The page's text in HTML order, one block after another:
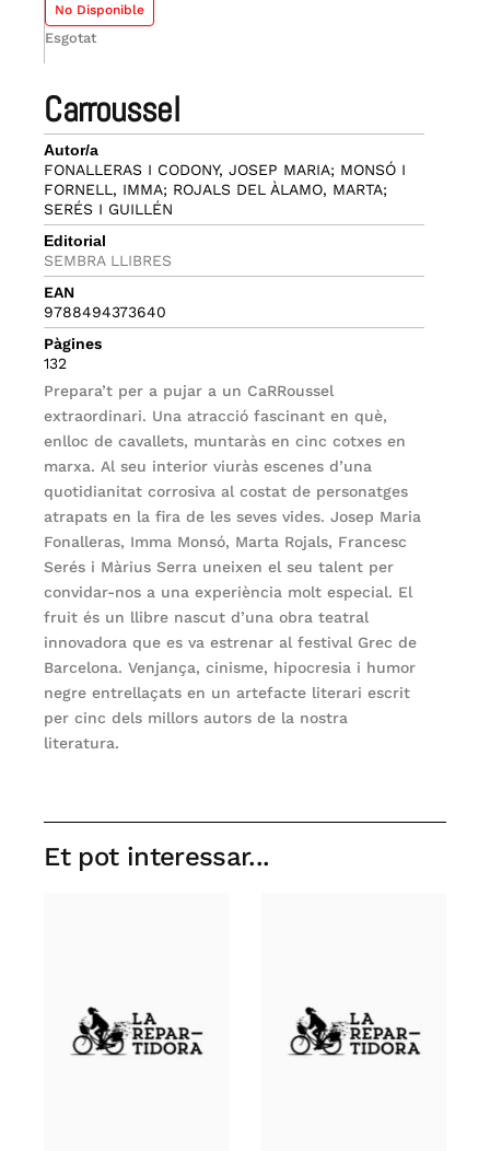
carroussel
Autor/a
FONALLERAS I CODONY, JOSEP MARIA; MONSÓ I
FORNELL, IMMA; ROJALS DEL ÀLAMO, MARTA;
SERÉS I GUILLÉN
Editorial
SEMBRA LLIBRES
EAN
9788494373640
Pàgines
132
Prepara’t per a pujar a un CaRRoussel
extraordinari. Una atracció fascinant en què,
enlloc de cavallets, muntaràs en cinc cotxes en
marxa. Al seu interior viuràs escenes d’una
quotidianitat corrosiva al costat de personatges
atrapats en la fira de les seves vides. Josep Maria
Fonalleras, Imma Monsó, Marta Rojals, Francesc
Serés i Màrius Serra uneixen el seu talent per
convidar-nos a una experiència molt especial. El
fruit és un llibre nascut d’una obra teatral
innovadora que es va estrenar al festival Grec de
Barcelona. Venjança, cinisme, hipocresia i humor
negre entrellaçats en un artefacte literari escrit
per cinc dels millors autors de la nostra
literatura.
No Disponible
Esgotat
Et pot interessar...